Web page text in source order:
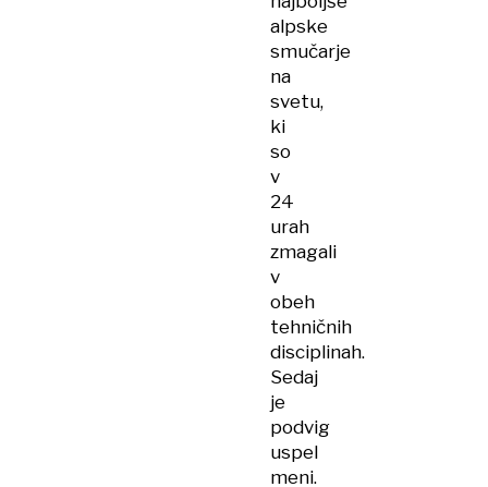
alpske
smučarje
na
svetu,
ki
so
v
24
urah
zmagali
v
obeh
tehničnih
disciplinah.
Sedaj
je
podvig
uspel
meni.